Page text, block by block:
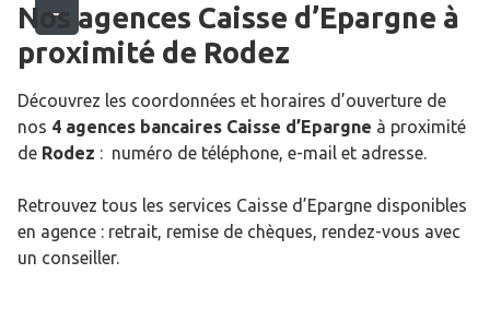
Nos agences Caisse d’Epargne à
proximité de Rodez
Découvrez les coordonnées et horaires d’ouverture de
nos 4 agences bancaires Caisse d’Epargne à proximité
de Rodez : numéro de téléphone, e-mail et adresse.
Retrouvez tous les services Caisse d’Epargne disponibles
en agence : retrait, remise de chèques, rendez-vous avec
un conseiller.